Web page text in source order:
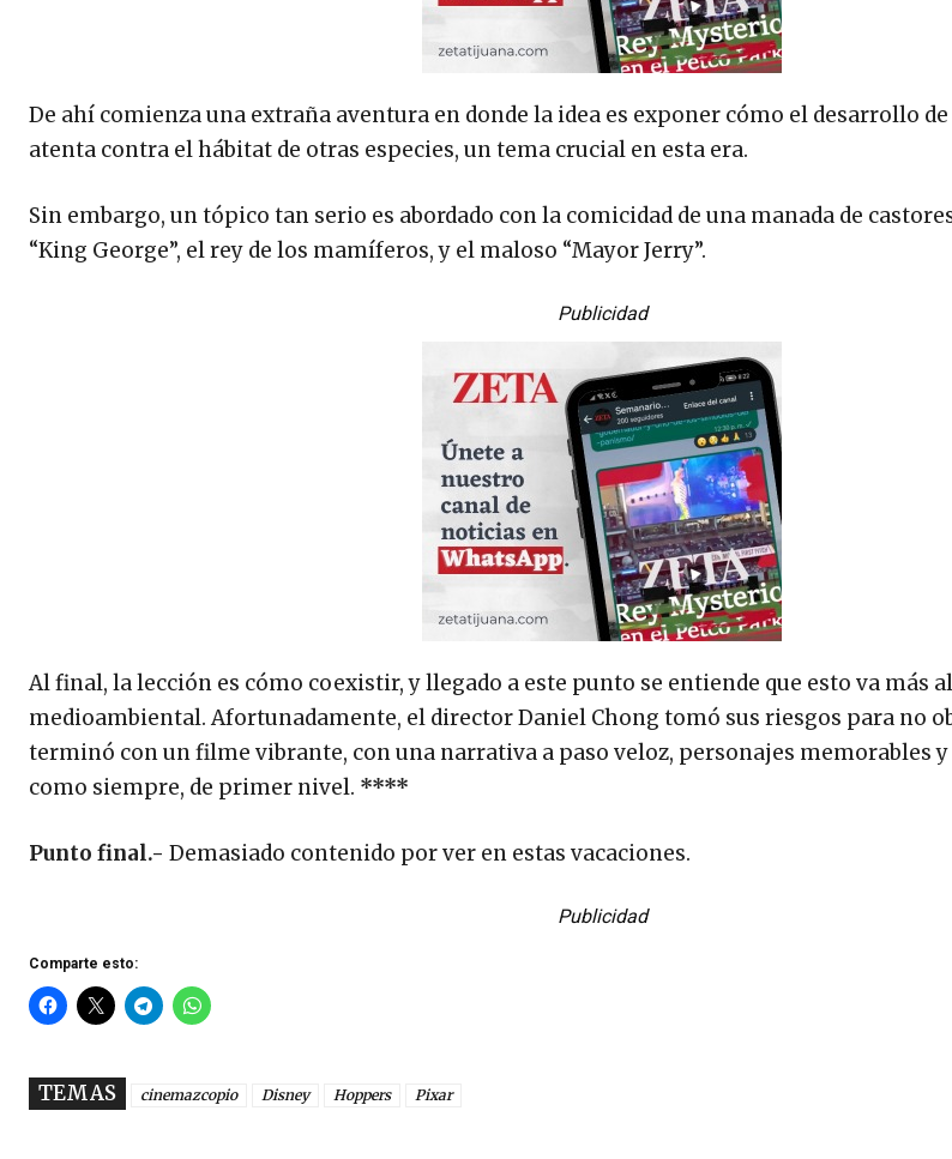
De ahí comienza una extraña aventura en donde la idea es exponer cómo el desarrollo
atenta contra el hábitat de otras especies, un tema crucial en esta era.
Sin embargo, un tópico tan serio es abordado con la comicidad de una manada de
“King George”, el rey de los mamíferos, y el maloso “Mayor Jerry”.
Publicidad
Al final, la lección es cómo coexistir, y llegado a este punto se entiende que esto va más
medioambiental. Afortunadamente, el director Daniel Chong tomó sus riesgos para no
terminó con un filme vibrante, con una narrativa a paso veloz, personajes memorables
como siempre, de primer nivel. ****
Punto final.- Demasiado contenido por ver en estas vacaciones.
Publicidad
Comparte esto:
TEMAS cinemazcopio Disney Hoppers Pixar